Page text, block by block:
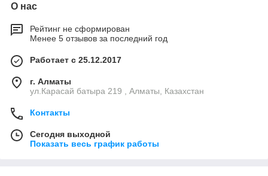
О нас
Рейтинг не сформирован
Менее 5 отзывов за последний год
Работает с 25.12.2017
г. Алматы
ул.Карасай батыра 219 , Алматы, Казахстан
Контакты
Сегодня выходной
Показать весь график работы